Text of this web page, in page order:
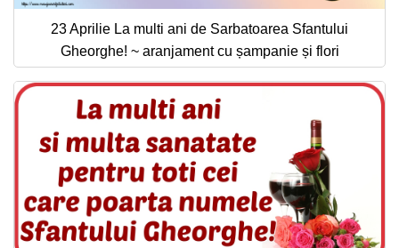
23 Aprilie La multi ani de Sarbatoarea Sfantului
Gheorghe! ~ aranjament cu șampanie și flori